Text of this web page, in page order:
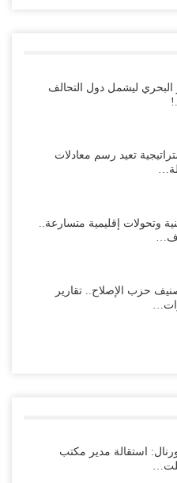
ليشمل دول التحالف
تعيد رسم معادلات
وتحولات إقليمية متسارعة..
حزب الإصلاح.. تقارير
استقالة مدير مكتب